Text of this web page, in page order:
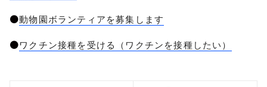
●動物園ボランティアを募集します
●ワクチン接種を受ける（ワクチンを接種したい）